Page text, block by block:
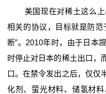
美国现在对稀土这么
相关的协议，目标就是防范
断”。2010年时，由于日本
时停止对日本的稀土出口，
口。在禁令发出之后，仅仅
化剂、萤光材料、储氢材